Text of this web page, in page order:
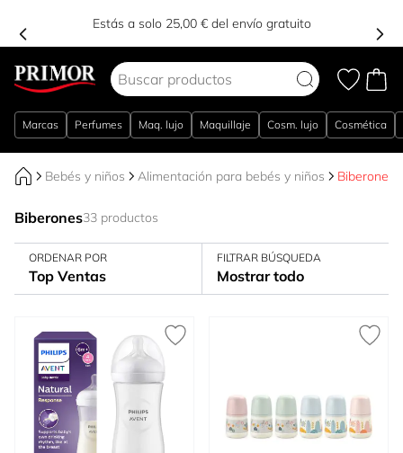
Estás a solo 25,00 € del envío gratuito
Marcas Perfumes Maq. lujo Maquillaje Cosm. lujo Cosmética
Bebés y niños Alimentación para bebés y niños Biberones
Biberones33 productos
ORDENAR POR
Top Ventas
FILTRAR BÚSQUEDA
Mostrar todo